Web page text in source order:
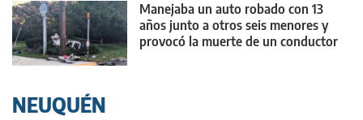
Manejaba un auto robado con 13
años junto a otros seis menores y
provocó la muerte de un conductor
NEUQUÉN